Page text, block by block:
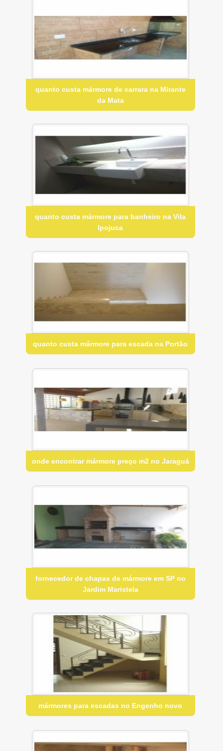
quanto custa mármore de carrara na Mirante
da Mata
quanto custa mármore para banheiro na Vila
Ipojuca
quanto custa mármore para escada na Portão
onde encontrar mármore preço m2 no Jaraguá
fornecedor de chapas de mármore em SP no
Jardim Maristela
mármores para escadas no Engenho novo